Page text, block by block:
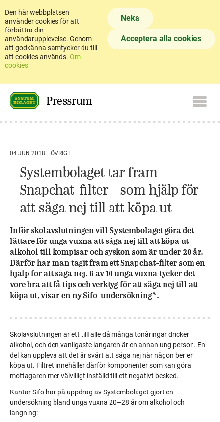
Den här webbplatsen
använder cookies för att
förbättra din
användarupplevelse. Genom
att godkänna samtycker du till
att cookies används. Om
cookies
Neka
Acceptera alla cookies
Pressrum
04 JUN 2018 ÖVRIGT
Systembolaget tar fram
Snapchat-filter - som hjälp för
att säga nej till att köpa ut
Inför skolavslutningen vill Systembolaget göra det
lättare för unga vuxna att säga nej till att köpa ut
alkohol till kompisar och syskon som är under 20 år.
Därför har man tagit fram ett Snapchat-filter som en
hjälp för att säga nej. 6 av 10 unga vuxna tycker det
vore bra att få tips och verktyg för att säga nej till att
köpa ut, visar en ny Sifo-undersökning*.
Skolavslutningen är ett tillfälle då många tonåringar dricker
alkohol, och den vanligaste langaren är en annan ung person. En
del kan uppleva att det är svårt att säga nej när någon ber en
köpa ut. Filtret innehåller därför komponenter som kan göra
mottagaren mer välvilligt inställd till ett negativt besked.
Kantar Sifo har på uppdrag av Systembolaget gjort en
undersökning bland unga vuxna 20–28 år om alkohol och
langning: